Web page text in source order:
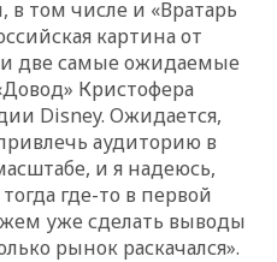
в том числе и «Вратарь
картина от
две самые ожидаемые
Кристофера
Disney. Ожидается,
аудиторию в
и я надеюсь,
где-то в первой
уже сделать выводы
рынок раскачался».